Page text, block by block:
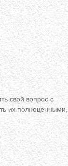
свой вопрос с
их полноценными,